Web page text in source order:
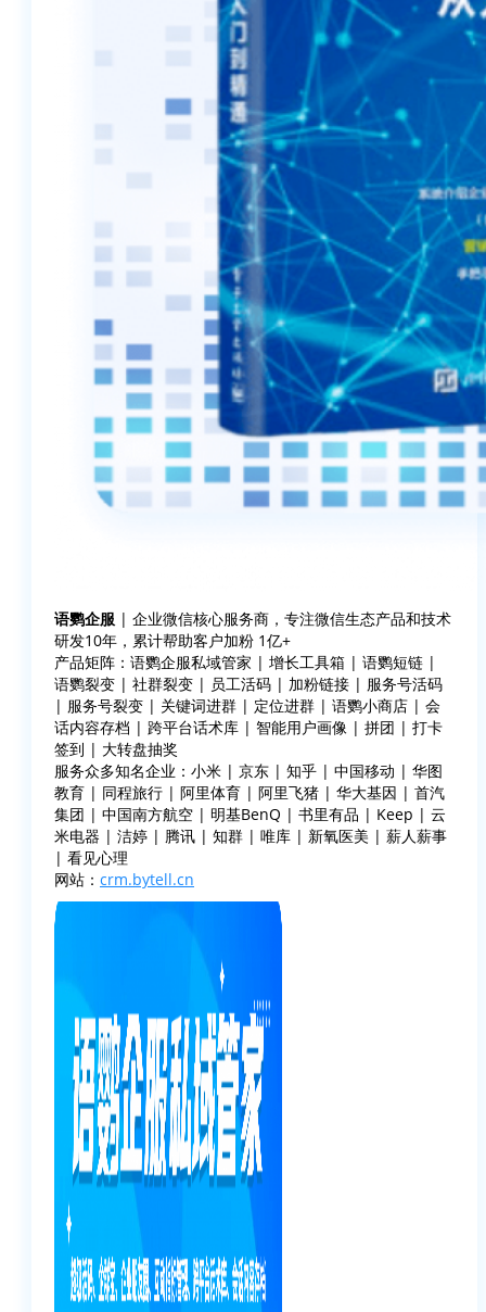
语鹦企服 | 企业微信核心服务商，专注微信生态产品和技术
研发10年，累计帮助客户加粉 1亿+
产品矩阵：语鹦企服私域管家 | 增长工具箱 | 语鹦短链 |
语鹦裂变 | 社群裂变 | 员工活码 | 加粉链接 | 服务号活码
| 服务号裂变 | 关键词进群 | 定位进群 | 语鹦小商店 | 会
话内容存档 | 跨平台话术库 | 智能用户画像 | 拼团 | 打卡
签到 | 大转盘抽奖
服务众多知名企业：小米 | 京东 | 知乎 | 中国移动 | 华图
教育 | 同程旅行 | 阿里体育 | 阿里飞猪 | 华大基因 | 首汽
集团 | 中国南方航空 | 明基BenQ | 书里有品 | Keep | 云
米电器 | 洁婷 | 腾讯 | 知群 | 唯库 | 新氧医美 | 薪人薪事
| 看见心理
网站： crm.bytell.cn